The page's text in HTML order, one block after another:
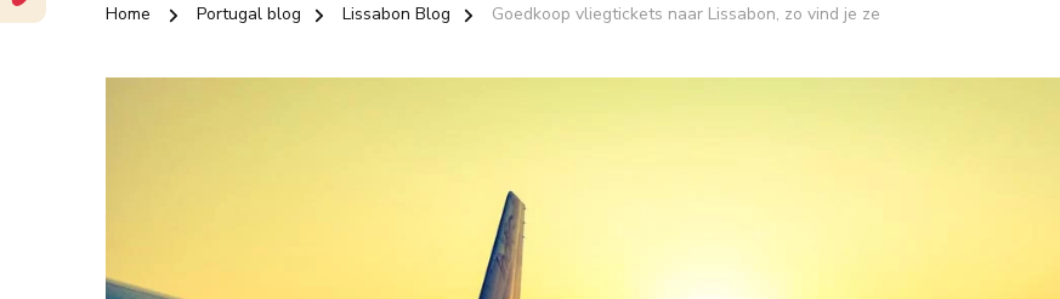
Home Portugal blog Lissabon Blog Goedkoop vliegtickets naar Lissabon, zo vind je ze